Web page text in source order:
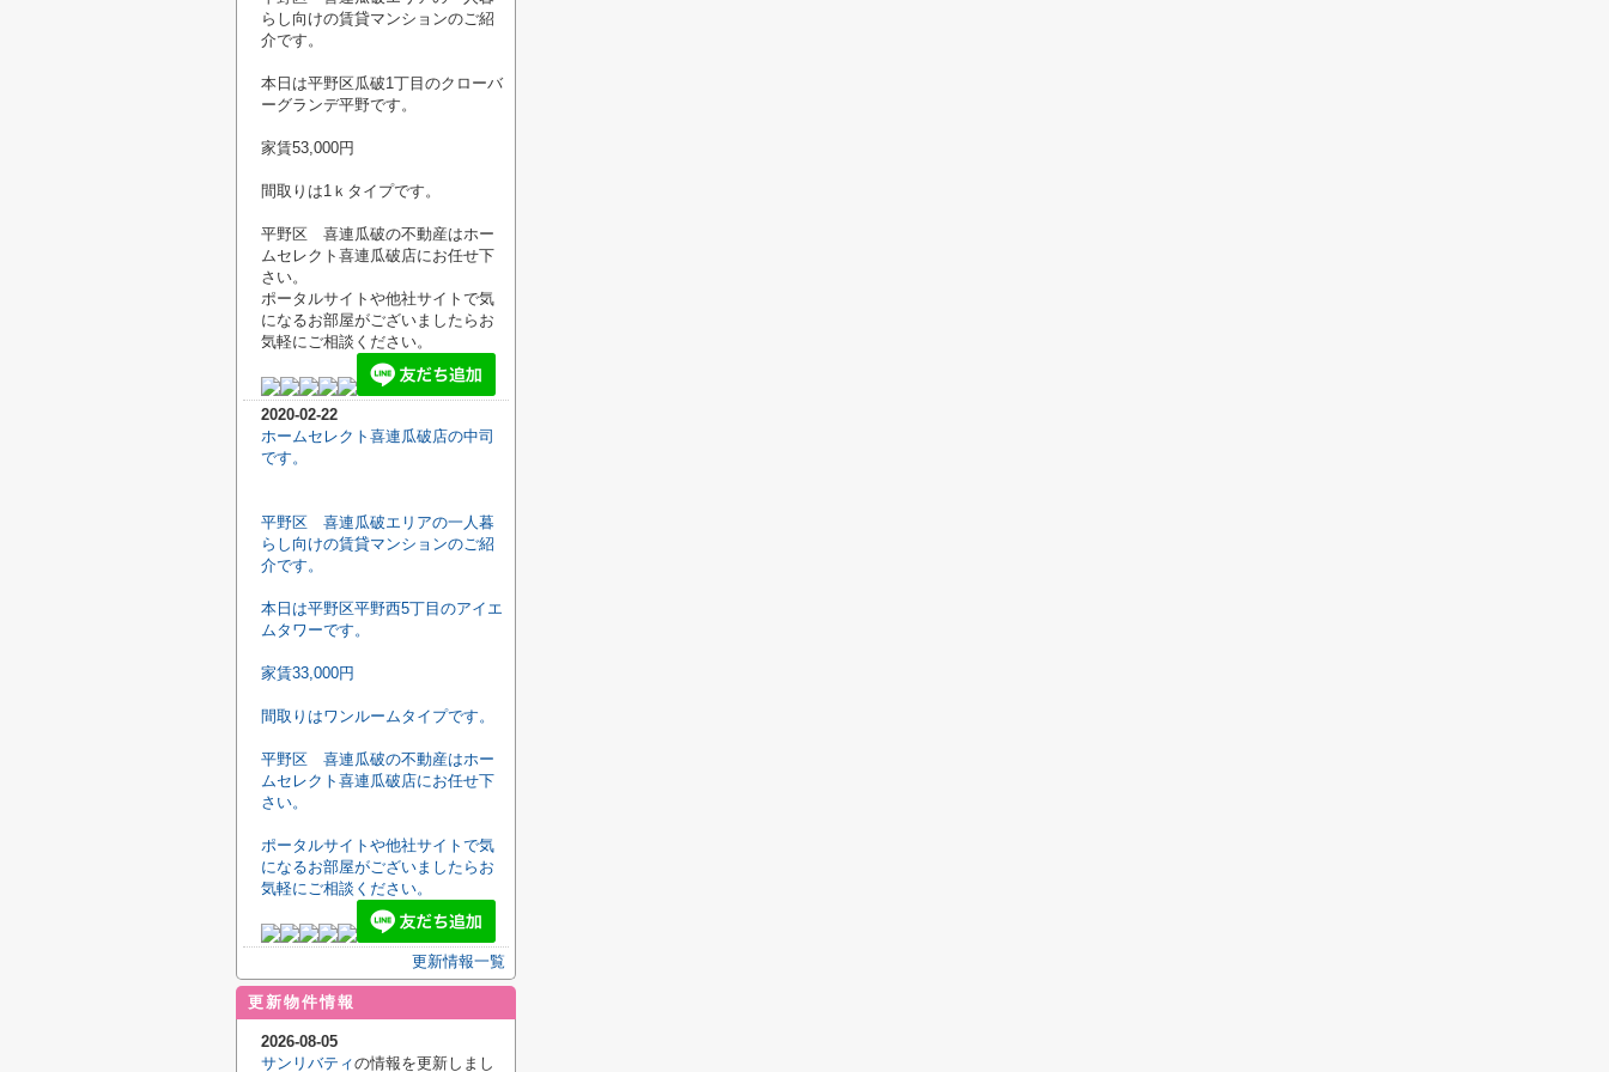
らし向けの賃貸マンションのご紹
介です。
本日は平野区瓜破1丁目のクローバ
ーグランデ平野です。
家賃53,000円
間取りは1ｋタイプです。
平野区 喜連瓜破の不動産はホー
ムセレクト喜連瓜破店にお任せ下
さい。
ポータルサイトや他社サイトで気
になるお部屋がございましたらお
気軽にご相談ください。
2020-02-22
ホームセレクト喜連瓜破店の中司
です。
平野区 喜連瓜破エリアの一人暮
らし向けの賃貸マンションのご紹
介です。
本日は平野区平野西5丁目のアイエ
ムタワーです。
家賃33,000円
間取りはワンルームタイプです。
平野区 喜連瓜破の不動産はホー
ムセレクト喜連瓜破店にお任せ下
さい。
ポータルサイトや他社サイトで気
になるお部屋がございましたらお
気軽にご相談ください。
更新情報一覧
更新物件情報
2026-08-05
サンリバティの情報を更新しまし